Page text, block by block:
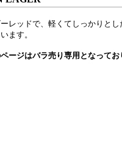
レッドで、軽くてしっかりと
ます。
ージはバラ売り専用となって